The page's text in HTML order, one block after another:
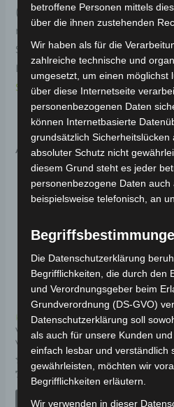
(Modell: VISTA T408,
mittlere vordere Verkleidung
Schutz und Stabilität im
Informationen zum Fahrzeug
Seniorenmobil ECO 25 km/h.
Ähnliche Produkte
Kostenloser Versand
VISTA VORDERE OBERE
VERKLEIDUNG
Bewertet
mit
0
79,00
IN DEN WARENKORB
0
betroffene Personen mittels
über die ihnen zustehenden
Wir haben als für die
zahlreiche technische und
umgesetzt, um einen möglichst
über diese Internetseite
personenbezogenen Daten
können Internetbasierte
grundsätzlich Sicherheitslücken
absoluter Schutz nicht
diesem Grund steht es jeder
personenbezogene Daten auch
beispielsweise telefonisch, an
Die Datenschutzerklärung
Begrifflichkeiten, die durch den
und Verordnungsgeber beim
Grundverordnung (DS-GVO)
Datenschutzerklärung soll
als auch für unsere Kunden
einfach lesbar und verständlich
gewährleisten, möchten wir
Begrifflichkeiten erläutern.
Wir verwenden in dieser